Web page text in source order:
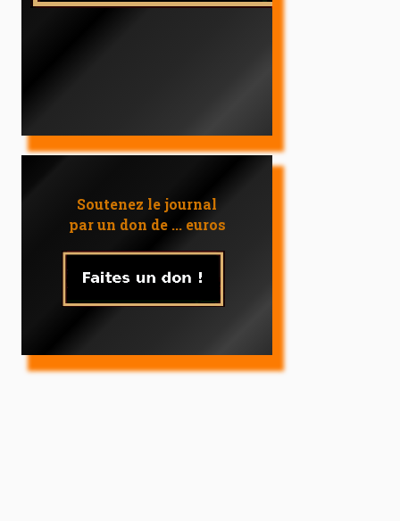
Soutenez le journal
par un don de ... euros